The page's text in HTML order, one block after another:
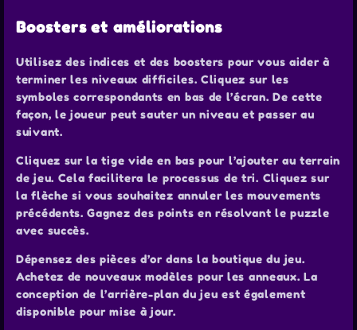
Boosters et améliorations
Utilisez des indices et des boosters pour vous aider à
terminer les niveaux difficiles. Cliquez sur les
symboles correspondants en bas de l’écran. De cette
façon, le joueur peut sauter un niveau et passer au
suivant.
Cliquez sur la tige vide en bas pour l’ajouter au terrain
de jeu. Cela facilitera le processus de tri. Cliquez sur
la flèche si vous souhaitez annuler les mouvements
précédents. Gagnez des points en résolvant le puzzle
avec succès.
Dépensez des pièces d’or dans la boutique du jeu.
Achetez de nouveaux modèles pour les anneaux. La
conception de l’arrière-plan du jeu est également
disponible pour mise à jour.